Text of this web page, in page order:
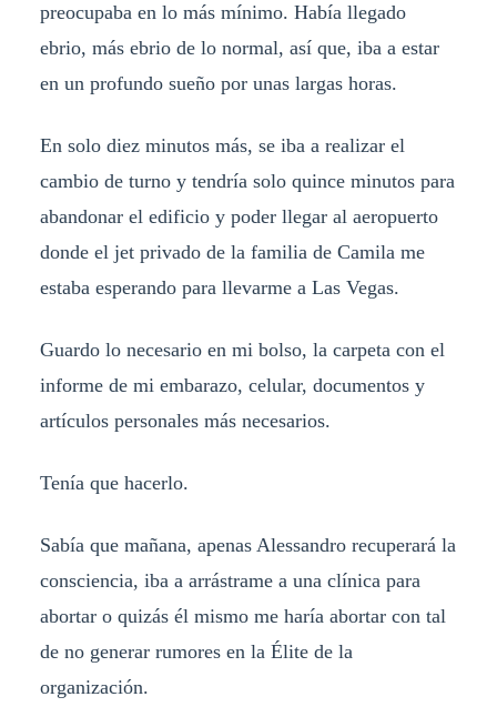
preocupaba en lo más mínimo. Había llegado
ebrio, más ebrio de lo normal, así que, iba a estar
en un profundo sueño por unas largas horas.
En solo diez minutos más, se iba a realizar el
cambio de turno y tendría solo quince minutos para
abandonar el edificio y poder llegar al aeropuerto
donde el jet privado de la familia de Camila me
estaba esperando para llevarme a Las Vegas.
Guardo lo necesario en mi bolso, la carpeta con el
informe de mi embarazo, celular, documentos y
artículos personales más necesarios.
Tenía que hacerlo.
Sabía que mañana, apenas Alessandro recuperará la
consciencia, iba a arrástrame a una clínica para
abortar o quizás él mismo me haría abortar con tal
de no generar rumores en la Élite de la
organización.